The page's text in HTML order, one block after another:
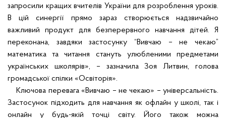
запросили кращих вчителів України для розроблення уроків.
В цій синергії прямо зараз створюється надзвичайно
важливий продукт для безперервного навчання дітей. Я
переконана, завдяки застосунку “Вивчаю – не чекаю”
математика та читання стануть улюбленими предметами
українських школярів», – зазначила Зоя Литвин, голова
громадської спілки «Освіторія».
Ключова перевага «Вивчаю – не чекаю» – універсальність.
Застосунок підходить для навчання як офлайн у школі, так і
онлайн у будь-якій точці світу. Його також можна